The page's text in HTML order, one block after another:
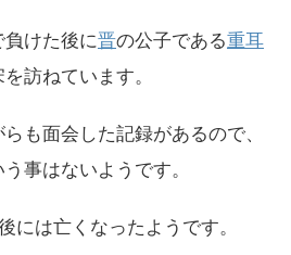
負けた後に晋の公子である重耳
訪ねています。
も面会した記録があるので、
事はないようです。
には亡くなったようです。